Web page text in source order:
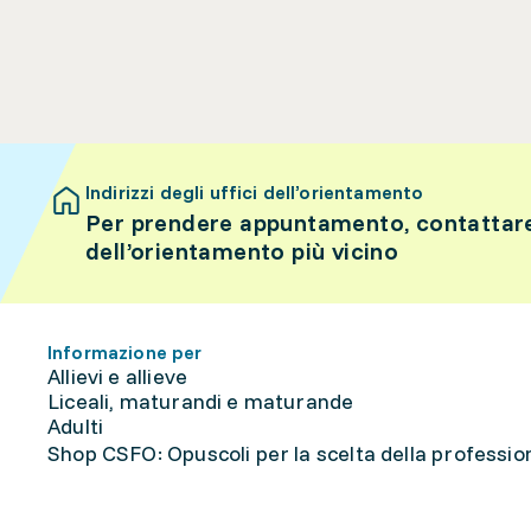
Indirizzi degli uffici dell’orientamento
Per prendere appuntamento,
dell’orientamento più vicino
Informazione per
Allievi e allieve
Liceali, maturandi e maturande
Adulti
Shop CSFO: Opuscoli per la scelta della